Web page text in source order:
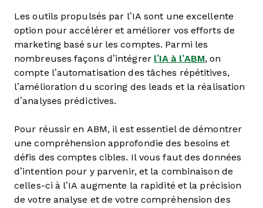
Les outils propulsés par l’IA sont une excellente
option pour accélérer et améliorer vos efforts de
marketing basé sur les comptes. Parmi les
nombreuses façons d’intégrer l’IA à l’ABM, on
compte l’automatisation des tâches répétitives,
l’amélioration du scoring des leads et la réalisation
d’analyses prédictives.
Pour réussir en ABM, il est essentiel de démontrer
une compréhension approfondie des besoins et
défis des comptes cibles. Il vous faut des données
d’intention pour y parvenir, et la combinaison de
celles-ci à l’IA augmente la rapidité et la précision
de votre analyse et de votre compréhension des